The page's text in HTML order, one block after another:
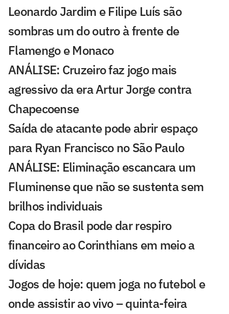
Leonardo Jardim e Filipe Luís são
sombras um do outro à frente de
Flamengo e Monaco
ANÁLISE: Cruzeiro faz jogo mais
agressivo da era Artur Jorge contra
Chapecoense
Saída de atacante pode abrir espaço
para Ryan Francisco no São Paulo
ANÁLISE: Eliminação escancara um
Fluminense que não se sustenta sem
brilhos individuais
Copa do Brasil pode dar respiro
financeiro ao Corinthians em meio a
dívidas
Jogos de hoje: quem joga no futebol e
onde assistir ao vivo – quinta-feira